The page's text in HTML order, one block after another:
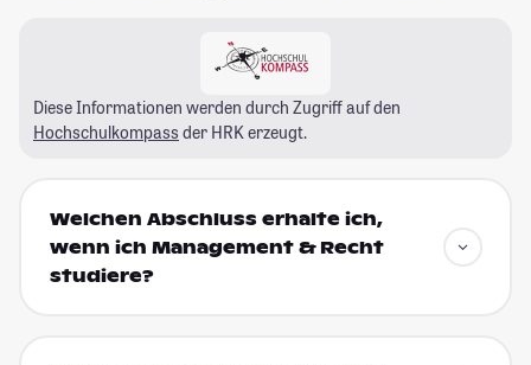
Diese Informationen werden durch Zugriff auf den
Hochschulkompass der HRK erzeugt.
Welchen Abschluss erhalte ich,
wenn ich Management & Recht
studiere?